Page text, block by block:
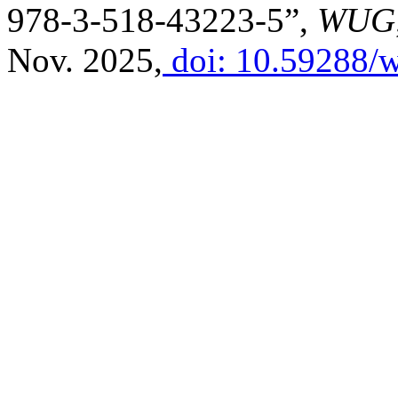
978-3-518-43223-5”, WUG
Nov. 2025, doi: 10.59288/